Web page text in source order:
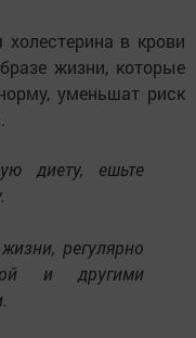
в крови
жизни, которые
уменьшат риск
диету, ешьте
регулярно
и другими